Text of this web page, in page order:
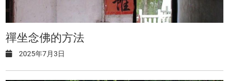
禪坐念佛的方法
2025年7月3日